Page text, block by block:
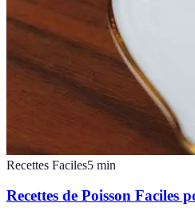
Recettes Faciles5 min
Recettes de Poisson Faciles